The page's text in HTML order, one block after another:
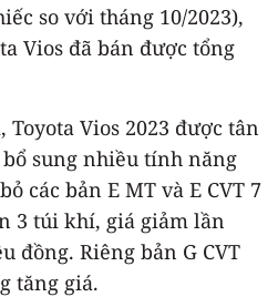
so với tháng 10/2023),
Vios đã bán được tổng
Vios 2023 được tân
sung nhiều tính năng
các bản E MT và E CVT 7
3 túi khí, giá giảm lần
đồng. Riêng bản G CVT
tăng giá.